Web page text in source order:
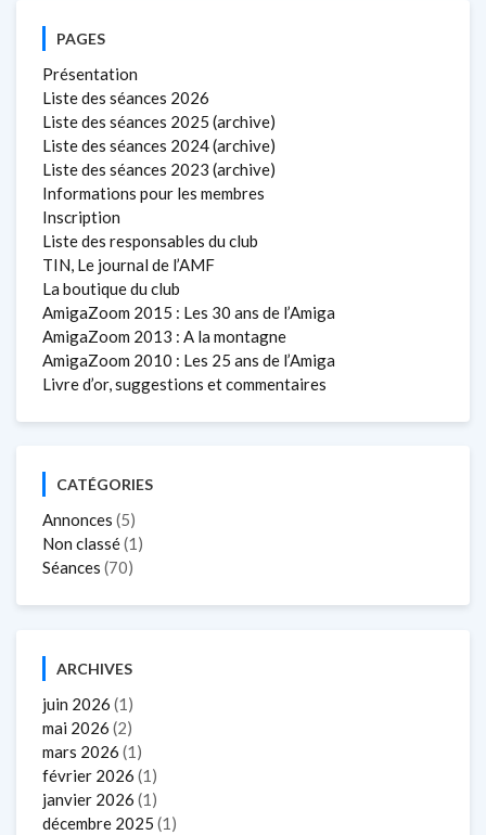
PAGES
Présentation
Liste des séances 2026
Liste des séances 2025 (archive)
Liste des séances 2024 (archive)
Liste des séances 2023 (archive)
Informations pour les membres
Inscription
Liste des responsables du club
TIN, Le journal de l’AMF
La boutique du club
AmigaZoom 2015 : Les 30 ans de l’Amiga
AmigaZoom 2013 : A la montagne
AmigaZoom 2010 : Les 25 ans de l’Amiga
Livre d’or, suggestions et commentaires
CATÉGORIES
Annonces (5)
Non classé(1)
Séances (70)
ARCHIVES
juin 2026 (1)
mai 2026 (2)
mars 2026 (1)
février 2026 (1)
janvier 2026 (1)
décembre 2025 (1)